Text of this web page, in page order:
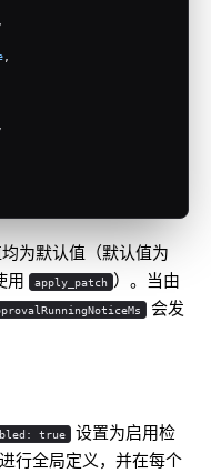
为默认值（默认值为
用
apply_patch ）。当由
会发
true 设置为启用检
行全局定义，并在每个